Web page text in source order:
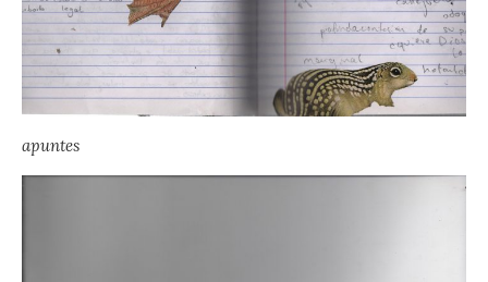
apuntes